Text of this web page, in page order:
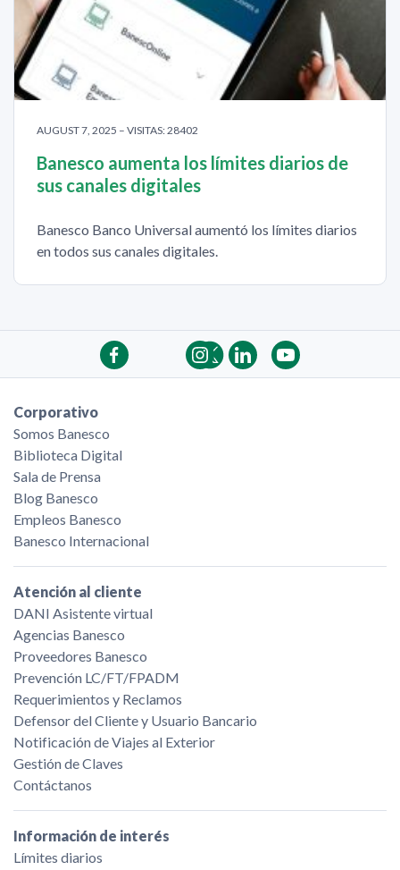
AUGUST 7, 2025 – VISITAS: 28402
Banesco aumenta los límites diarios de
sus canales digitales
Banesco Banco Universal aumentó los límites diarios
en todos sus canales digitales.
Corporativo
Somos Banesco
Biblioteca Digital
Sala de Prensa
Blog Banesco
Empleos Banesco
Banesco Internacional
Atención al cliente
DANI Asistente virtual
Agencias Banesco
Proveedores Banesco
Prevención LC/FT/FPADM
Requerimientos y Reclamos
Defensor del Cliente y Usuario Bancario
Notificación de Viajes al Exterior
Gestión de Claves
Contáctanos
Información de interés
Límites diarios